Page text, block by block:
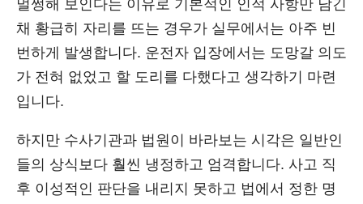
멀쩡해 보인다는 이유로 기본적인 인적 사항만 남긴
채 황급히 자리를 뜨는 경우가 실무에서는 아주 빈
번하게 발생합니다. 운전자 입장에서는 도망갈 의도
가 전혀 없었고 할 도리를 다했다고 생각하기 마련
입니다.
하지만 수사기관과 법원이 바라보는 시각은 일반인
들의 상식보다 훨씬 냉정하고 엄격합니다. 사고 직
후 이성적인 판단을 내리지 못하고 법에서 정한 명